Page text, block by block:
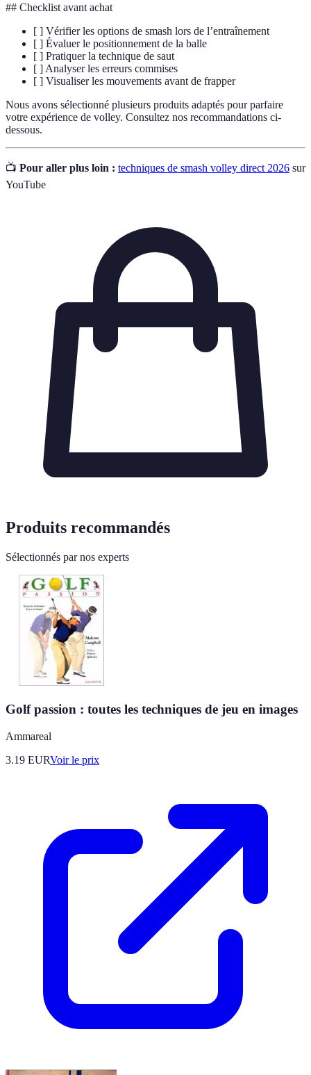
## Checklist avant achat
[ ] Vérifier les options de smash lors de l’entraînement
[ ] Évaluer le positionnement de la balle
[ ] Pratiquer la technique de saut
[ ] Analyser les erreurs commises
[ ] Visualiser les mouvements avant de frapper
Nous avons sélectionné plusieurs produits adaptés pour parfaire
votre expérience de volley. Consultez nos recommandations ci-
dessous.
📺 Pour aller plus loin : techniques de smash volley direct 2026 sur
YouTube
Produits recommandés
Sélectionnés par nos experts
Golf passion : toutes les techniques de jeu en images
Ammareal
3.19 EURVoir le prix